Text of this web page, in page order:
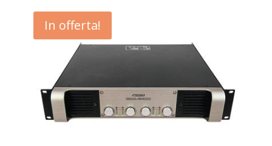
In offerta!